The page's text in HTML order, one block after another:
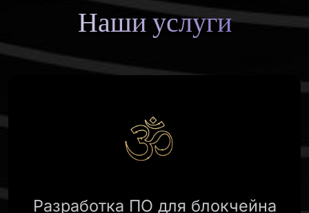
Наши услуги
Разработка ПО для блокчейна